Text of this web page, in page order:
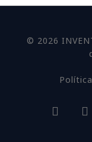
© 2026
facebook